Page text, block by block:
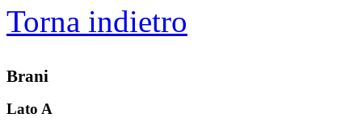
Torna indietro
Brani
Lato A